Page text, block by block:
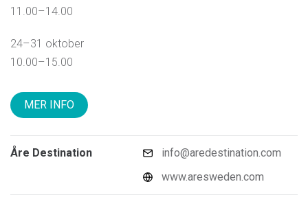
11.00–14.00
24–31 oktober
10.00–15.00
MER INFO
Åre Destination
info@aredestination.com
www.aresweden.com